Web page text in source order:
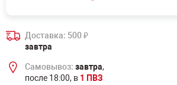
Доставка: 500₽
завтра
Самовывоз: завтра,
после 18:00, в 1 ПВЗ